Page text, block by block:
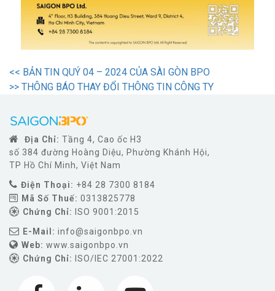
<< BẢN TIN QUÝ 04 – 2024 CỦA SÀI GÒN BPO
>> THÔNG BÁO THAY ĐỔI THÔNG TIN CÔNG TY
Địa Chỉ: Tầng 4, Cao ốc H3
số 384 đường Hoàng Diệu, Phường Khánh Hội,
TP Hồ Chí Minh, Việt Nam
Điện Thoại: +84 28 7300 8184
Mã Số Thuế: 0313825778
Chứng Chỉ:
ISO 9001:2015
E-Mail: info@saigonbpo.vn
Web: www.saigonbpo.vn
Chứng Chỉ:
ISO/IEC 27001:2022